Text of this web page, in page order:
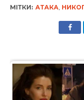
МІТКИ: АТАКА,